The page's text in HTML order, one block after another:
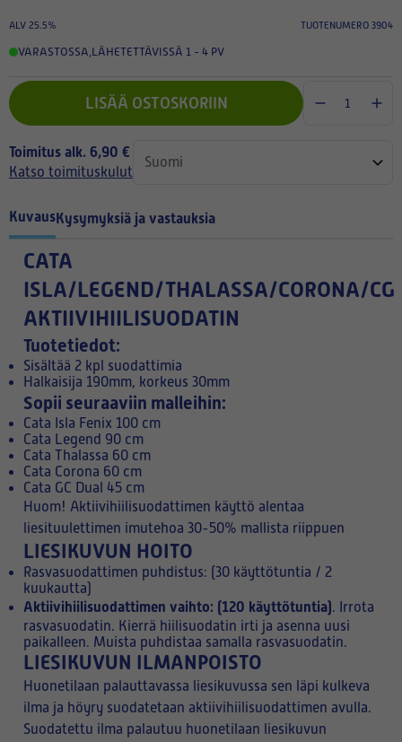
ALV 25.5% TUOTENUMERO 3904
VARASTOSSA,LÄHETETTÄVISSÄ 1 - 4 PV
LISÄÄ OSTOSKORIIN
Toimitus alk. 6,90 €
Katso toimituskulut
KuvausKysymyksiä ja vastauksia
CATA
ISLA/LEGEND/THALASSA/CORONA/CG
AKTIIVIHIILISUODATIN
Tuotetiedot:
Sisältää 2 kpl suodattimia
Halkaisija 190mm, korkeus 30mm
Sopii seuraaviin malleihin:
Cata Isla Fenix 100 cm
Cata Legend 90 cm
Cata Thalassa 60 cm
Cata Corona 60 cm
Cata GC Dual 45 cm
Huom! Aktiivihiilisuodattimen käyttö alentaa
liesituulettimen imutehoa 30-50% mallista riippuen
LIESIKUVUN HOITO
Rasvasuodattimen puhdistus: (30 käyttötuntia / 2
kuukautta)
Aktiivihiilisuodattimen vaihto: (120 käyttötuntia). Irrota
rasvasuodatin. Kierrä hiilisuodatin irti ja asenna uusi
paikalleen. Muista puhdistaa samalla rasvasuodatin.
LIESIKUVUN ILMANPOISTO
Huonetilaan palauttavassa liesikuvussa sen läpi kulkeva
ilma ja höyry suodatetaan aktiivihiilisuodattimen avulla.
Suodatettu ilma palautuu huonetilaan liesikuvun